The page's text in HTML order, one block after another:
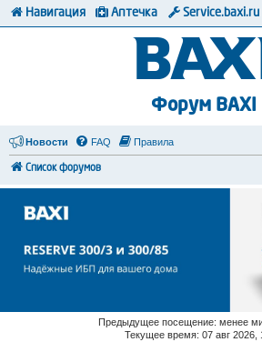
Форум BAXI
Новости FAQ Правила
Список форумов
Предыдущее посещение: менее
Текущее время: 07 авг 2026,
Навигация Аптечка Service.baxi.ru